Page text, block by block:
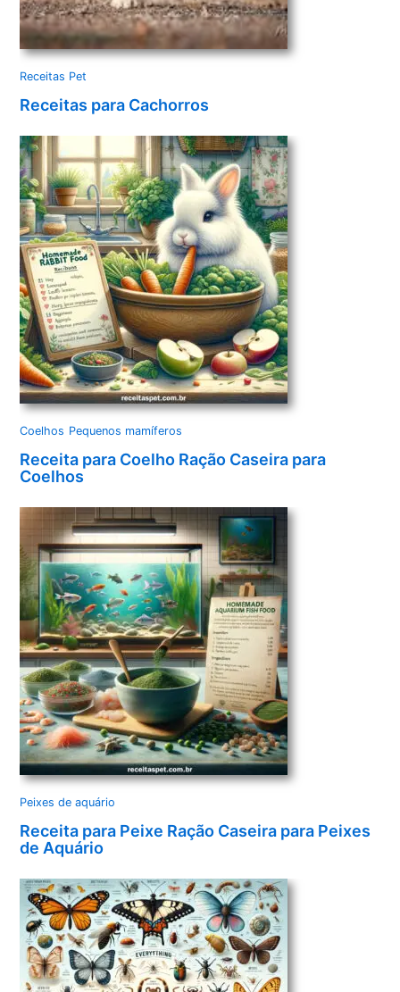
Receitas Pet
Receitas para Cachorros
Coelhos Pequenos mamíferos
Receita para Coelho Ração Caseira para
Coelhos
Peixes de aquário
Receita para Peixe Ração Caseira para Peixes
de Aquário